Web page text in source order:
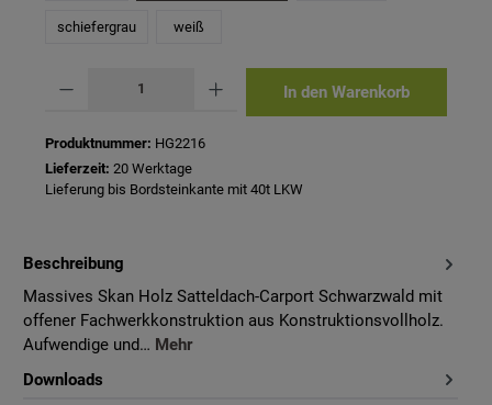
schiefergrau weiß
In den Warenkorb
Produktnummer: HG2216
Lieferzeit: 20 Werktage
Lieferung bis Bordsteinkante mit 40t LKW
Beschreibung
Massives Skan Holz Satteldach-Carport Schwarzwald mit
offener Fachwerkkonstruktion aus Konstruktionsvollholz.
Aufwendige und… Mehr
Downloads